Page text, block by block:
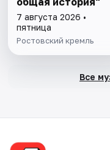
7 августа 2026 •
пятница
Ростовский кремль
Все